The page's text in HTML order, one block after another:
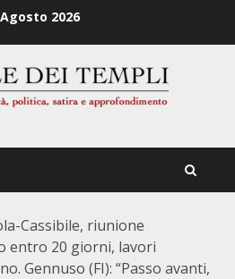
2026
Cassibile, riunione
entro 20 giorni, lavori
Gennuso (FI): “Passo avanti,